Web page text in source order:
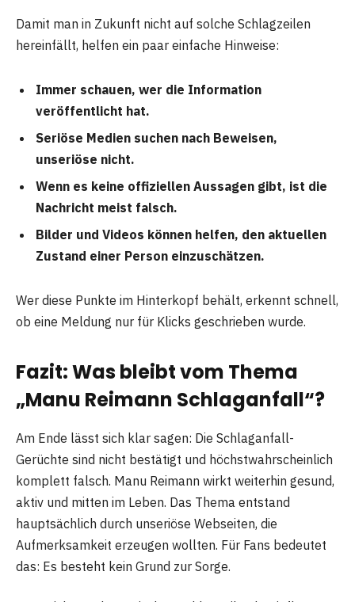
Damit man in Zukunft nicht auf solche Schlagzeilen
hereinfällt, helfen ein paar einfache Hinweise:
Immer schauen, wer die Information
veröffentlicht hat.
Seriöse Medien suchen nach Beweisen,
unseriöse nicht.
Wenn es keine offiziellen Aussagen gibt, ist die
Nachricht meist falsch.
Bilder und Videos können helfen, den aktuellen
Zustand einer Person einzuschätzen.
Wer diese Punkte im Hinterkopf behält, erkennt schnell,
ob eine Meldung nur für Klicks geschrieben wurde.
Fazit: Was bleibt vom Thema
„Manu Reimann Schlaganfall“?
Am Ende lässt sich klar sagen: Die Schlaganfall-
Gerüchte sind nicht bestätigt und höchstwahrscheinlich
komplett falsch. Manu Reimann wirkt weiterhin gesund,
aktiv und mitten im Leben. Das Thema entstand
hauptsächlich durch unseriöse Webseiten, die
Aufmerksamkeit erzeugen wollten. Für Fans bedeutet
das: Es besteht kein Grund zur Sorge.